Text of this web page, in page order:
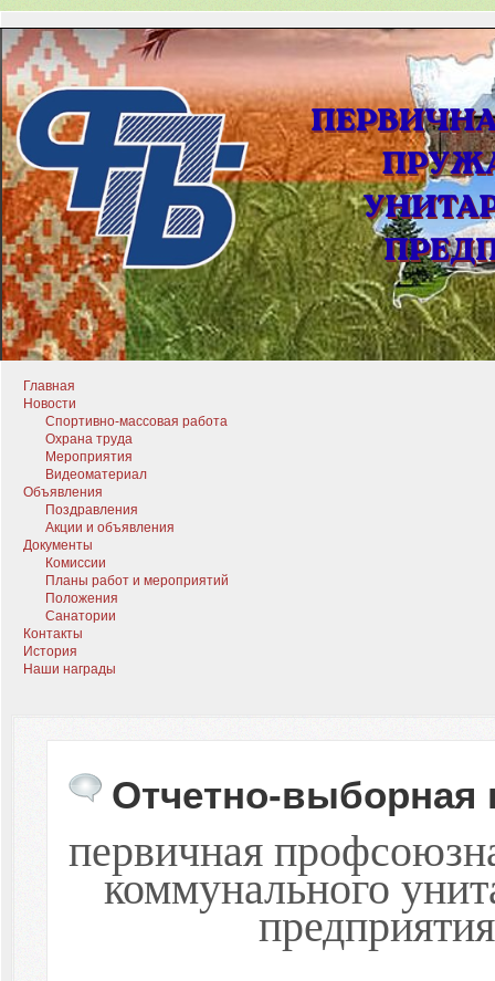
Главная
Новости
Спортивно-массовая работа
Охрана труда
Мероприятия
Видеоматериал
Объявления
Поздравления
Акции и объявления
Документы
Комиссии
Планы работ и мероприятий
Положения
Санатории
Контакты
История
Наши награды
Отчетно-выборная
первичная
коммунального